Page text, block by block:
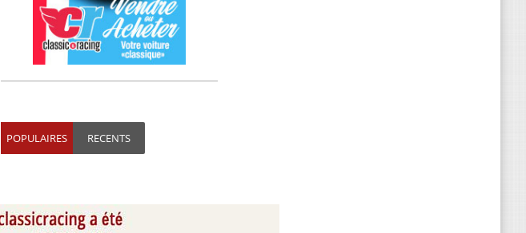
POPULAIRES RECENTS